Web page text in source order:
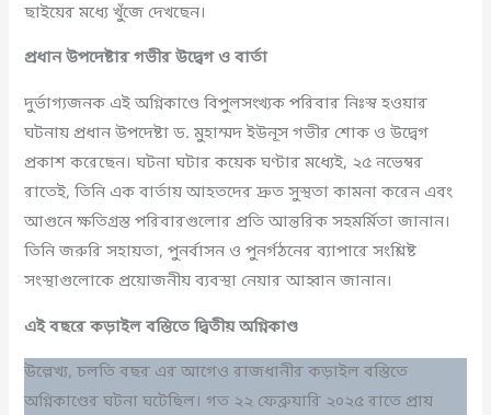
ছাইয়ের মধ্যে খুঁজে দেখছেন।
প্রধান উপদেষ্টার গভীর উদ্বেগ ও বার্তা
দুর্ভাগ্যজনক এই অগ্নিকাণ্ডে বিপুলসংখ্যক পরিবার নিঃস্ব হওয়ার
ঘটনায় প্রধান উপদেষ্টা ড. মুহাম্মদ ইউনূস গভীর শোক ও উদ্বেগ
প্রকাশ করেছেন। ঘটনা ঘটার কয়েক ঘণ্টার মধ্যেই, ২৫ নভেম্বর
রাতেই, তিনি এক বার্তায় আহতদের দ্রুত সুস্থতা কামনা করেন এবং
আগুনে ক্ষতিগ্রস্ত পরিবারগুলোর প্রতি আন্তরিক সহমর্মিতা জানান।
তিনি জরুরি সহায়তা, পুনর্বাসন ও পুনর্গঠনের ব্যাপারে সংশ্লিষ্ট
সংস্থাগুলোকে প্রয়োজনীয় ব্যবস্থা নেয়ার আহ্বান জানান।
এই বছরে কড়াইল বস্তিতে দ্বিতীয় অগ্নিকাণ্ড
উল্লেখ্য, চলতি বছর এর আগেও রাজধানীর কড়াইল বস্তিতে
অগ্নিকাণ্ডের ঘটনা ঘটেছিল। গত ২২ ফেব্রুয়ারি ২০২৫ রাতে প্রায়